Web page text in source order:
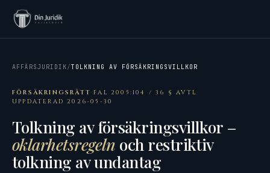
AFFÄRSJURIDIK/TOLKNING AV FÖRSÄKRINGSVILLKOR
FÖRSÄKRINGSRÄTT·FAL 2005:104 / 36 § AVTL·
UPPDATERAD 2026-05-30
Tolkning av försäkringsvillkor –
oklarhetsregeln och restriktiv
tolkning av undantag